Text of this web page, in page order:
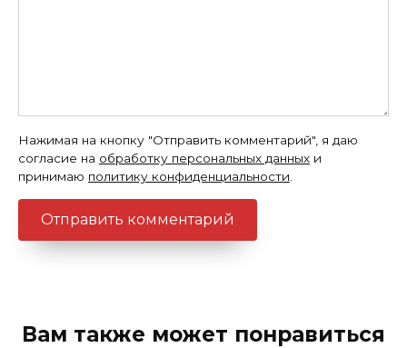
Нажимая на кнопку "Отправить комментарий", я даю
согласие на обработку персональных данных и
принимаю политику конфиденциальности.
Вам также может понравиться